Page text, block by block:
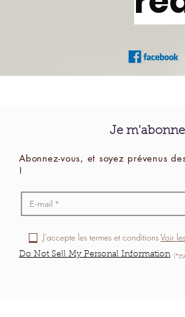
Je m'abonne
Abonnez-vous, et soyez prévenus
!
J’accepte les termes et conditionsVoir
Do Not Sell My Personal Information